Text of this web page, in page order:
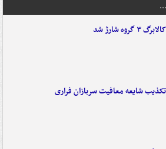
کالابرگ ۳ گروه شارژ شد
تکذیب شایعه معافیت سربازان فراری